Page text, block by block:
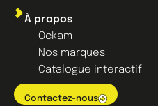
À propos
Ockam
Nos marques
Catalogue interactif
Contactez-nous